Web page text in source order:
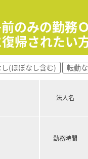
／
剤業務はございませ
理業務・メンテナン
らわれないカウンセ
の立地です。お車通
とらわれることがな
考えた接客をしたい
りたい方！
方！
のみの勤
帰されたい
(ほぼなし含む) 転勤
法人名
勤務時間